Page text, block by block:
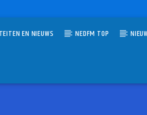
EN NIEUWS NEDFM TOP